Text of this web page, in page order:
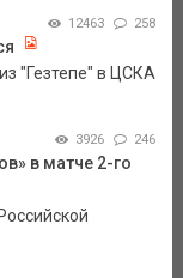
12463 258
"Гезтепе" в ЦСКА
3926 246
в матче 2-го